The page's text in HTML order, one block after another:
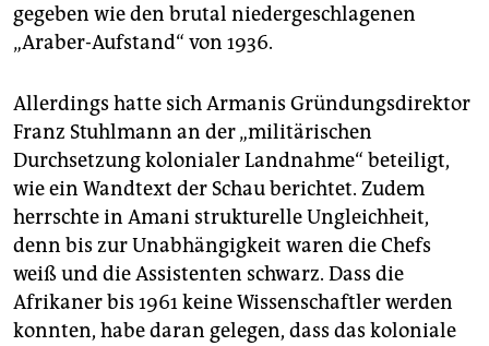
gegeben wie den brutal niedergeschlagenen
„Araber-Aufstand“ von 1936.
Allerdings hatte sich Armanis Gründungsdirektor
Franz Stuhlmann an der „militärischen
Durchsetzung kolonialer Landnahme“ beteiligt,
wie ein Wandtext der Schau berichtet. Zudem
herrschte in Amani strukturelle Ungleichheit,
denn bis zur Unabhängigkeit waren die Chefs
weiß und die Assistenten schwarz. Dass die
Afrikaner bis 1961 keine Wissenschaftler werden
konnten, habe daran gelegen, dass das koloniale